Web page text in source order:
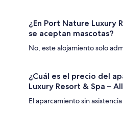
¿En Port Nature Luxury
se aceptan mascotas?
No, este alojamiento solo
¿Cuál es el precio del
Luxury Resort & Spa –
El aparcamiento sin